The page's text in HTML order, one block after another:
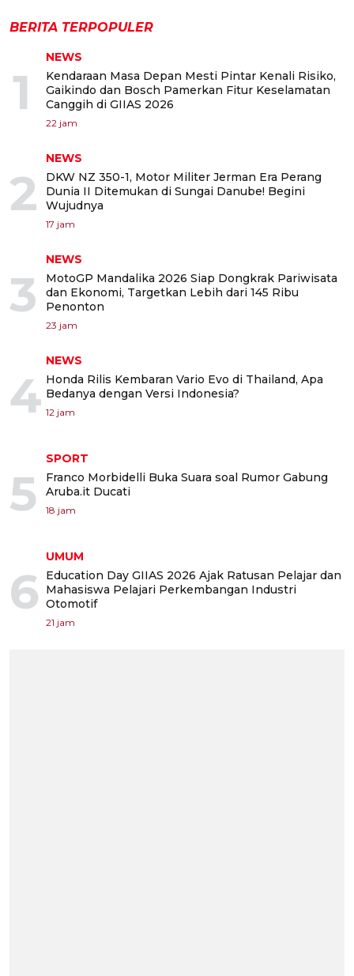
BERITA TERPOPULER
1
NEWS
Kendaraan Masa Depan Mesti Pintar Kenali Risiko,
Gaikindo dan Bosch Pamerkan Fitur Keselamatan
Canggih di GIIAS 2026
22 jam
2
NEWS
DKW NZ 350-1, Motor Militer Jerman Era Perang
Dunia II Ditemukan di Sungai Danube! Begini
Wujudnya
17 jam
3
NEWS
MotoGP Mandalika 2026 Siap Dongkrak Pariwisata
dan Ekonomi, Targetkan Lebih dari 145 Ribu
Penonton
23 jam
4
NEWS
Honda Rilis Kembaran Vario Evo di Thailand, Apa
Bedanya dengan Versi Indonesia?
12 jam
5
SPORT
Franco Morbidelli Buka Suara soal Rumor Gabung
Aruba.it Ducati
18 jam
6
UMUM
Education Day GIIAS 2026 Ajak Ratusan Pelajar dan
Mahasiswa Pelajari Perkembangan Industri
Otomotif
21 jam